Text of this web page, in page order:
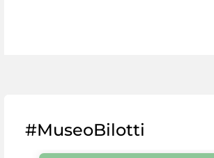
#MuseoBilotti